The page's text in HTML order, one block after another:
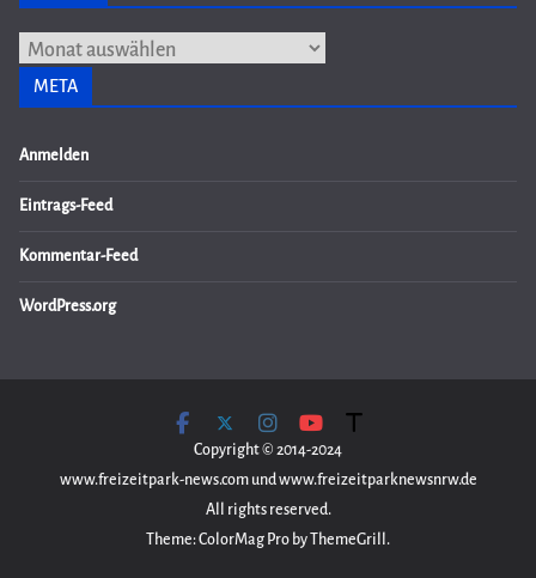
Archiv
META
Anmelden
Eintrags-Feed
Kommentar-Feed
WordPress.org
Copyright © 2014-2024
www.freizeitpark-news.com und www.freizeitparknewsnrw.de
All rights reserved.
Theme: ColorMag Pro by ThemeGrill.